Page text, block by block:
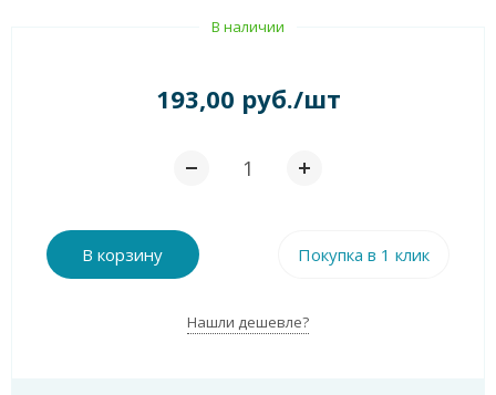
В наличии
193,00 руб./шт
В корзину Покупка в 1 клик
Нашли дешевле?